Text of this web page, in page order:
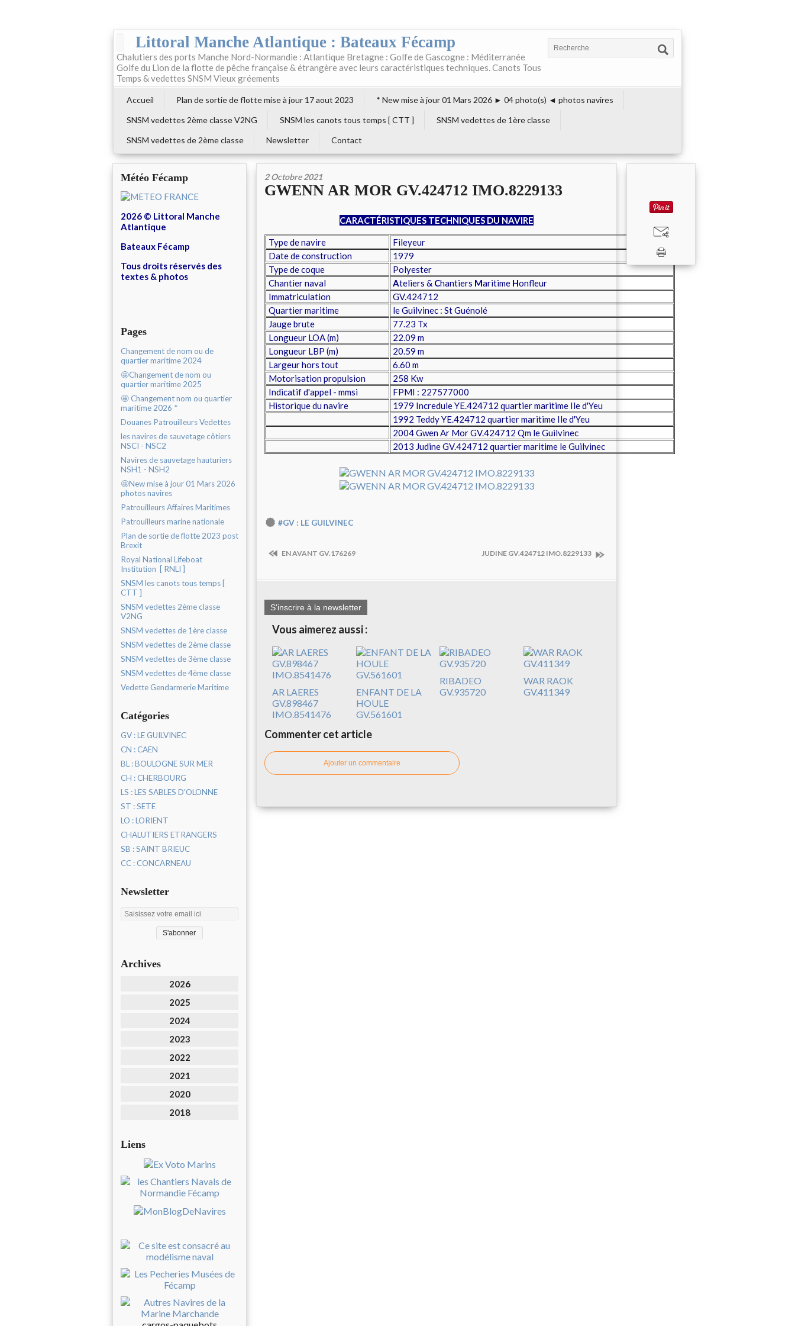
Littoral Manche Atlantique : Bateaux Fécamp
Chalutiers des ports Manche Nord-Normandie : Atlantique Bretagne : Golfe de Gascogne : Méditerranée
Golfe du Lion de la flotte de pêche française & étrangère avec leurs caractéristiques techniques. Canots Tous
Temps & vedettes SNSM Vieux gréements
Accueil Plan de sortie de flotte mise à jour 17 aout 2023
* New mise à jour 01 Mars 2026 ► 04 photo(s) ◄ photos navires
SNSM vedettes 2ème classe V2NG
SNSM les canots tous temps [ CTT ]
SNSM vedettes de 1ère classe
SNSM vedettes de 2ème classe
Newsletter Contact
Météo Fécamp
2026 © Littoral Manche
Atlantique
Bateaux Fécamp
Tous droits réservés des
textes & photos
Pages
Changement de nom ou de
quartier maritime 2024
🤩Changement de nom ou
quartier maritime 2025
🤩 Changement nom ou quartier
maritime 2026 *
Douanes Patrouilleurs Vedettes
les navires de sauvetage côtiers
NSCI - NSC2
Navires de sauvetage hauturiers
NSH1 - NSH2
🤩New mise à jour 01 Mars 2026
photos navires
Patrouilleurs Affaires Maritimes
Patrouilleurs marine nationale
Plan de sortie de flotte 2023 post
Brexit
Royal National Lifeboat
Institution [ RNLI ]
SNSM les canots tous temps [
CTT ]
SNSM vedettes 2ème classe
V2NG
SNSM vedettes de 1ère classe
SNSM vedettes de 2ème classe
SNSM vedettes de 3ème classe
SNSM vedettes de 4ème classe
Vedette Gendarmerie Maritime
Catégories
GV : LE GUILVINEC
CN : CAEN
BL : BOULOGNE SUR MER
CH : CHERBOURG
LS : LES SABLES D'OLONNE
ST : SETE
LO : LORIENT
CHALUTIERS ETRANGERS
SB : SAINT BRIEUC
CC : CONCARNEAU
Newsletter
Archives
2026
2025
2024
2023
2022
2021
2020
2018
Liens
2 Octobre 2021
GWENN AR MOR GV.424712 IMO.8229133
CARACTÉRISTIQUES TECHNIQUES DU NAVIRE
Type de navire
Fileyeur
Date de construction
1979
Type de coque
Polyester
Chantier naval
Ateliers & Chantiers Maritime Honfleur
Immatriculation
GV.424712
Quartier maritime
le Guilvinec : St Guénolé
Jauge brute
77.23 Tx
Longueur LOA (m)
22.09 m
Longueur LBP (m)
20.59 m
Largeur hors tout
6.60 m
Motorisation propulsion
258 Kw
Indicatif d'appel - mmsi
FPMI : 227577000
Historique du navire
1979 Incredule YE.424712 quartier maritime Ile d'Yeu
1992 Teddy YE.424712 quartier maritime Ile d'Yeu
2004 Gwen Ar Mor GV.424712 Qm le Guilvinec
2013 Judine GV.424712 quartier maritime le Guilvinec
#GV : LE GUILVINEC
EN AVANT GV.176269 JUDINE GV.424712 IMO.8229133
S'inscrire à la newsletter
Vous aimerez aussi :
AR LAERES
GV.898467
IMO.8541476
ENFANT DE LA
HOULE
GV.561601
RIBADEO
GV.935720
WAR RAOK
GV.411349
Commenter cet article
Ajouter un commentaire